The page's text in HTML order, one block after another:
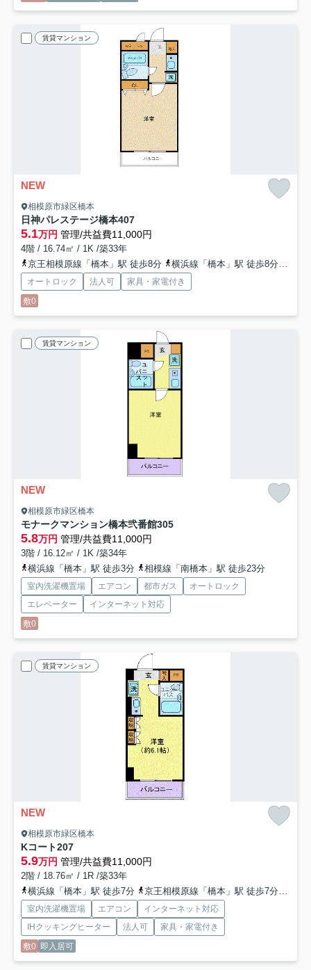
賃貸マンション
NEW
相模原市緑区橋本
日神パレステージ橋本407
5.1万円 管理/共益費11,000円
4階 / 16.74㎡ / 1K /築33年
京王相模原線「橋本」駅 徒歩8分
横浜線「橋本」駅 徒歩8分
オートロック 法人可
家具・家電付き
敷0
賃貸マンション
NEW
相模原市緑区橋本
モナークマンション橋本弐番館305
5.8万円 管理/共益費11,000円
3階 / 16.12㎡ / 1K /築34年
横浜線「橋本」駅 徒歩3分
相模線「南橋本」駅 徒歩23分
室内洗濯機置場 エアコン 都市ガス
オートロック
エレベーター
インターネット対応
敷0
賃貸マンション
NEW
相模原市緑区橋本
Kコート207
5.9万円 管理/共益費11,000円
2階 / 18.76㎡ / 1R /築33年
横浜線「橋本」駅 徒歩7分
京王相模原線「橋本」駅 徒歩7分
室内洗濯機置場 エアコン
インターネット対応
IHクッキングヒーター
法人可
家具・家電付き
敷0 即入居可